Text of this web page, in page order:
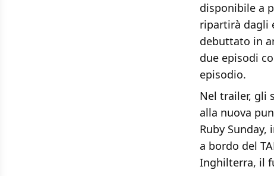
disponibile a
ripartirà dagli
debuttato in
due episodi
episodio.
Nel trailer, gli
alla nuova
Ruby
a bordo del
Inghilterra, il